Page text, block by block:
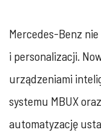
Mercedes-Benz
i personalizacji.
urządzeniami
systemu MBUX
automatyzację